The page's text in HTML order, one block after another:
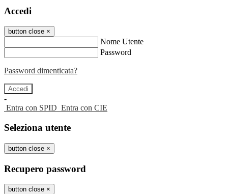
Accedi
button close ×
Nome Utente
Password
Password dimenticata?
-
Entra con SPID Entra con CIE
Seleziona utente
button close ×
Recupero password
button close ×